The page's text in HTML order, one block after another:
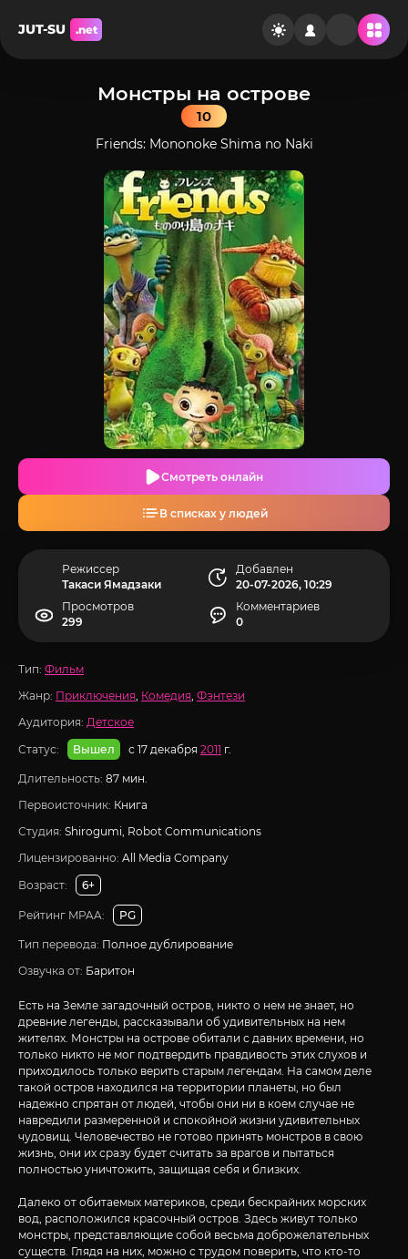
JUT-SU .net
Монстры на острове
10
Friends: Mononoke Shima no Naki
Смотреть онлайн
В списках у людей
Режиссер
Такаси Ямадзаки
Добавлен
20-07-2026, 10:29
Просмотров
299
Комментариев
0
Тип: Фильм
Жанр: Приключения, Комедия, Фэнтези
Аудитория: Детское
Статус:
Вышел с 17 декабря 2011 г.
Длительность: 87 мин.
Первоисточник: Книга
Студия: Shirogumi, Robot Communications
Лицензированно: All Media Company
Возраст:
6+
Рейтинг MPAA: PG
Тип перевода: Полное дублирование
Озвучка от: Баритон
Есть на Земле загадочный остров, никто о нем не знает, но
древние легенды, рассказывали об удивительных на нем
жителях. Монстры на острове обитали с давних времени, но
только никто не мог подтвердить правдивость этих слухов и
приходилось только верить старым легендам. На самом деле
такой остров находился на территории планеты, но был
надежно спрятан от людей, чтобы они ни в коем случае не
навредили размеренной и спокойной жизни удивительных
чудовищ. Человечество не готово принять монстров в свою
жизнь, они их сразу будет считать за врагов и пытаться
полностью уничтожить, защищая себя и близких.
Далеко от обитаемых материков, среди бескрайних морских
вод, расположился красочный остров. Здесь живут только
монстры, представляющие собой весьма доброжелательных
существ. Глядя на них, можно с трудом поверить, что кто-то